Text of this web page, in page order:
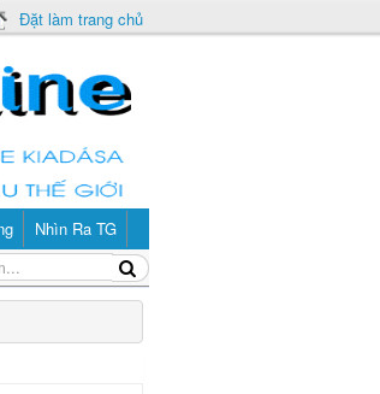
Đặt làm trang chủ
Nhìn Ra TG